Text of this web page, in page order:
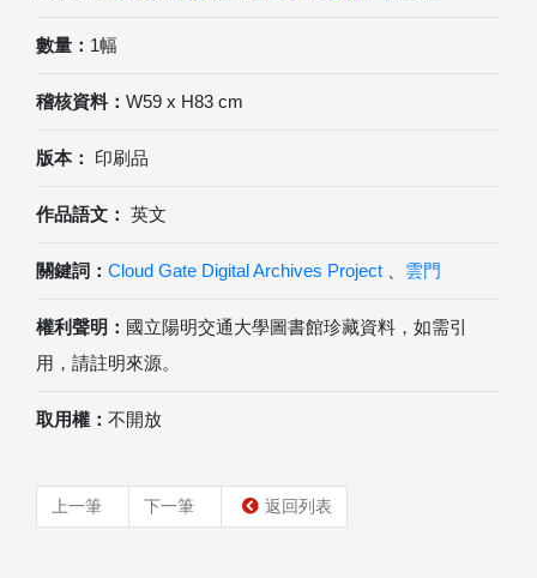
數量： 1幅
稽核資料： W59 x H83 cm
版本： 印刷品
作品語文： 英文
關鍵詞： Cloud Gate Digital Archives Project 雲門
權利聲明： 國立陽明交通大學圖書館珍藏資料，如需引
用，請註明來源。
取用權： 不開放
上一筆 下一筆 返回列表